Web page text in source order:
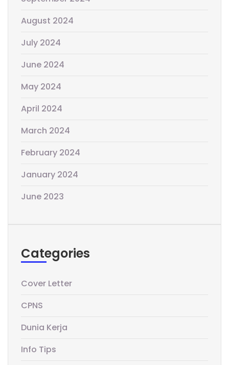
August 2024
July 2024
June 2024
May 2024
April 2024
March 2024
February 2024
January 2024
June 2023
Categories
Cover Letter
CPNS
Dunia Kerja
Info Tips